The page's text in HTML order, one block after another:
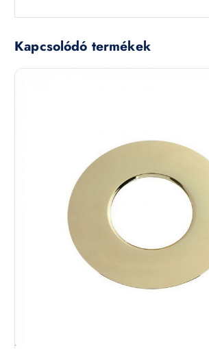
Kapcsolódó termékek